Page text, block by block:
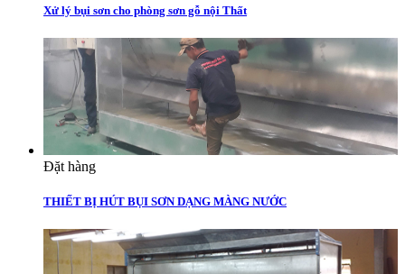
Xử lý bụi sơn cho phòng sơn gỗ nội Thất
Đặt hàng
THIẾT BỊ HÚT BỤI SƠN DẠNG MÀNG NƯỚC